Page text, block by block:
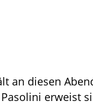
an diesen
erweist